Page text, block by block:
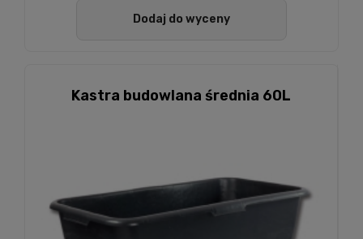
Dodaj do wyceny
Kastra budowlana średnia 60L